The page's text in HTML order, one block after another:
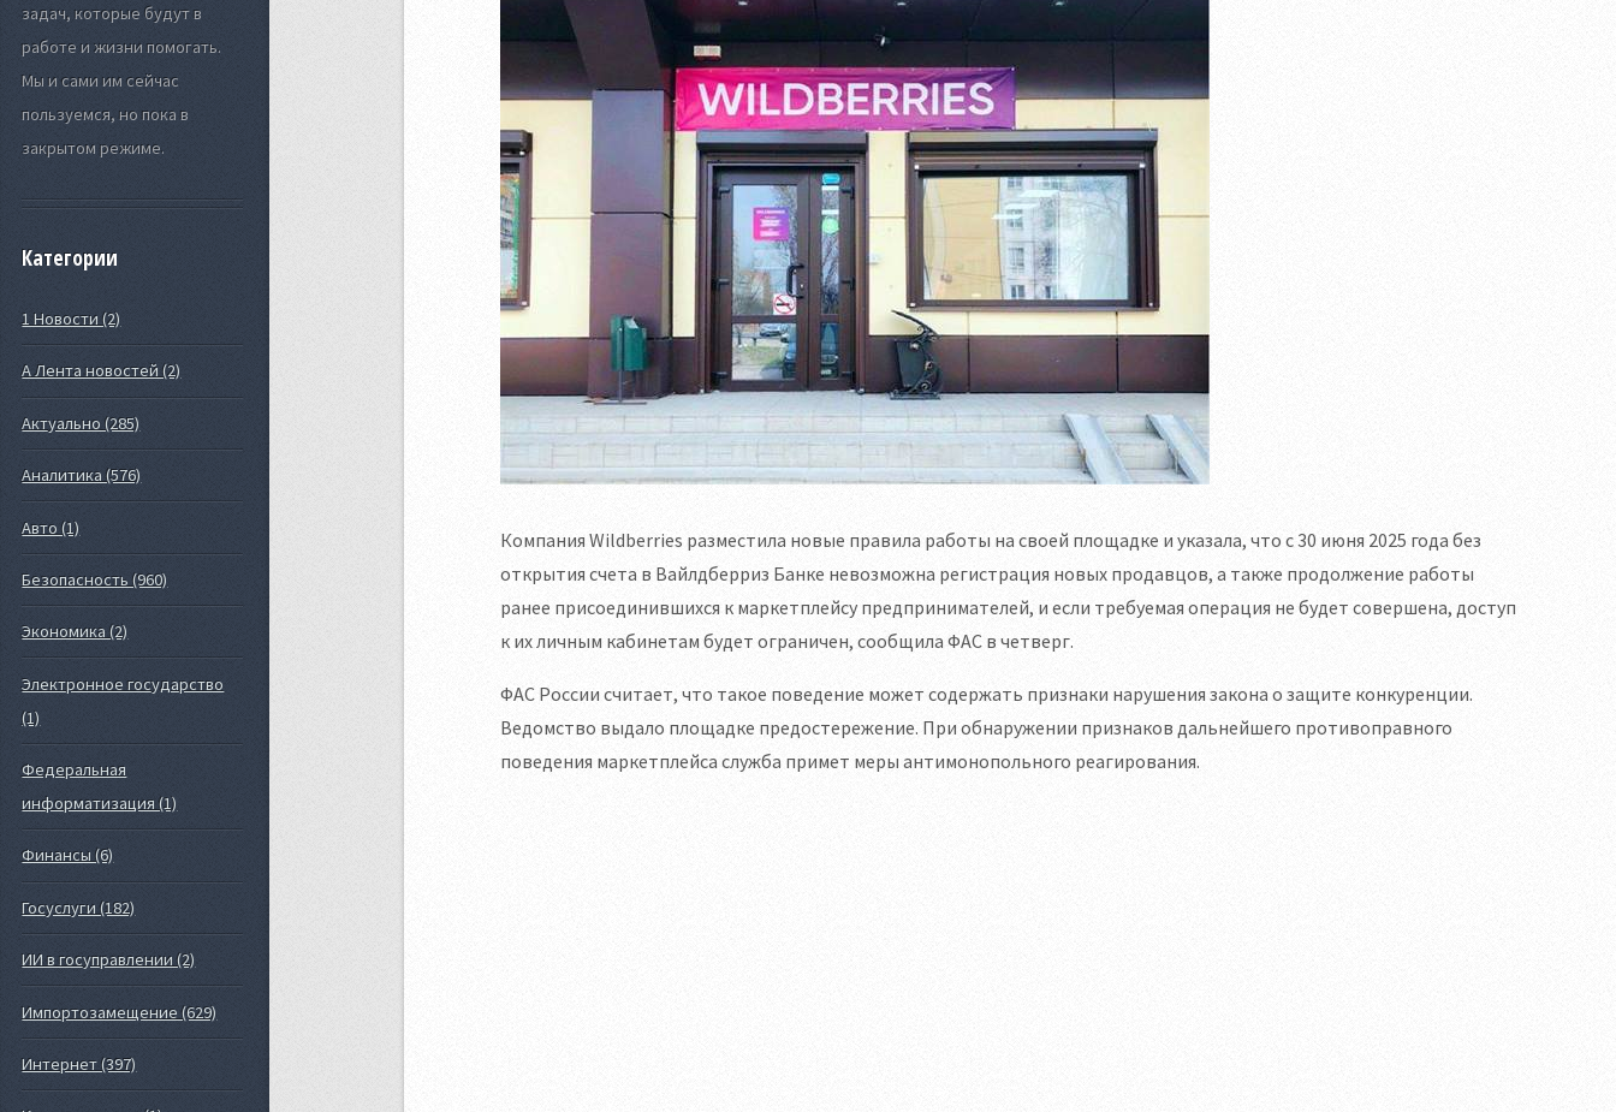
задач, которые будут в
работе и жизни помогать.
Мы и сами им сейчас
пользуемся, но пока в
закрытом режиме.
Категории
1 Новости (2)
А Лента новостей (2)
Актуально (285)
Аналитика (576)
Авто (1)
Безопасность (960)
Экономика (2)
Электронное государство
(1)
Федеральная
информатизация (1)
Финансы (6)
Госуслуги (182)
ИИ в госуправлении (2)
Импортозамещение (629)
Интернет (397)
Компания Wildberries разместила новые правила работы на своей площадке и указала, что с 30 июня 2025 года без
открытия счета в Вайлдберриз Банке невозможна регистрация новых продавцов, а также продолжение работы
ранее присоединившихся к маркетплейсу предпринимателей, и если требуемая операция не будет совершена, доступ
к их личным кабинетам будет ограничен, сообщила ФАС в четверг.
ФАС России считает, что такое поведение может содержать признаки нарушения закона о защите конкуренции.
Ведомство выдало площадке предостережение. При обнаружении признаков дальнейшего противоправного
поведения маркетплейса служба примет меры антимонопольного реагирования.